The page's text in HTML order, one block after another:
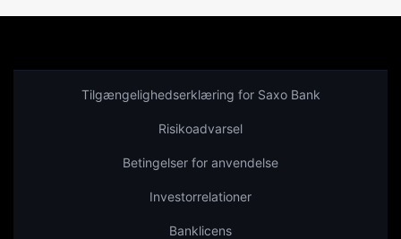
Tilgængelighedserklæring for Saxo Bank
Risikoadvarsel
Betingelser for anvendelse
Investorrelationer
Banklicens